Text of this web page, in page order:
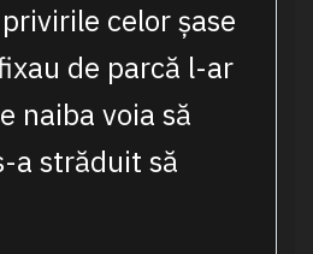
celor șase
de parcă l-ar
naiba voia să
a străduit să